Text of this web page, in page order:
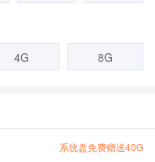
4G 8G
系统盘免费赠送40G